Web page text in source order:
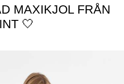
MAXIKJOL FRÅN
🤍